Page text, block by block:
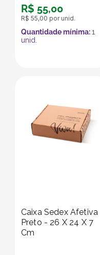
R$ 55,00
R$ 55,00 por unid.
Quantidade mínima:1
unid.
Caixa Sedex Afetiva
Preto - 26 X 24 X 7
Cm